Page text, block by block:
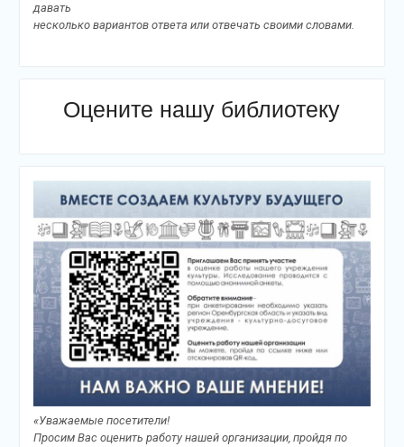
давать
несколько вариантов ответа или отвечать своими словами.
Оцените нашу библиотеку
«Уважаемые посетители!
Просим Вас оценить работу нашей организации, пройдя по